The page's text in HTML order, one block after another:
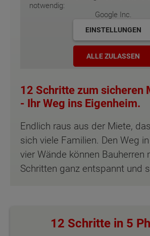
notwendig:
Google Inc.
EINSTELLUNGEN
ALLE ZULASSEN
12 Schritte zum sicheren
- Ihr Weg ins Eigenheim.
Endlich raus aus der Miete,
sich viele Familien. Den Weg
vier Wände können Bauherren
Schritten ganz entspannt und
12 Schritte in 5